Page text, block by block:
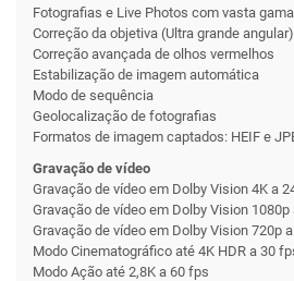
Foto­grafias e Live Photos com vasta
Correção da objetiva (Ultra grande angular)
Correção avançada de olhos vermelhos
Estabilização de imagem automática
Modo de sequência
Geolocalização de foto­grafias
Formatos de imagem captados: HEIF e
Gravação de vídeo
Gravação de vídeo em Dolby Vision 4K a
Gravação de vídeo em Dolby Vision 1080p
Gravação de vídeo em Dolby Vision 720p
Modo Cinema­tográfico até 4K HDR a 30
Modo Ação até 2,8K a 60 fps